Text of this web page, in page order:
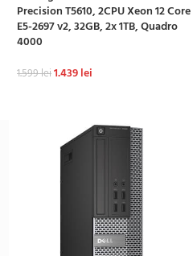
Precision T5610, 2CPU Xeon 12 Core
E5-2697 v2, 32GB, 2x 1TB, Quadro
4000
1.599lei1.439lei